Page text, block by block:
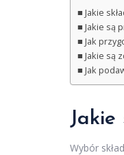
Jakie
Jakie są
Jak
Jakie są
Jak
Wybór